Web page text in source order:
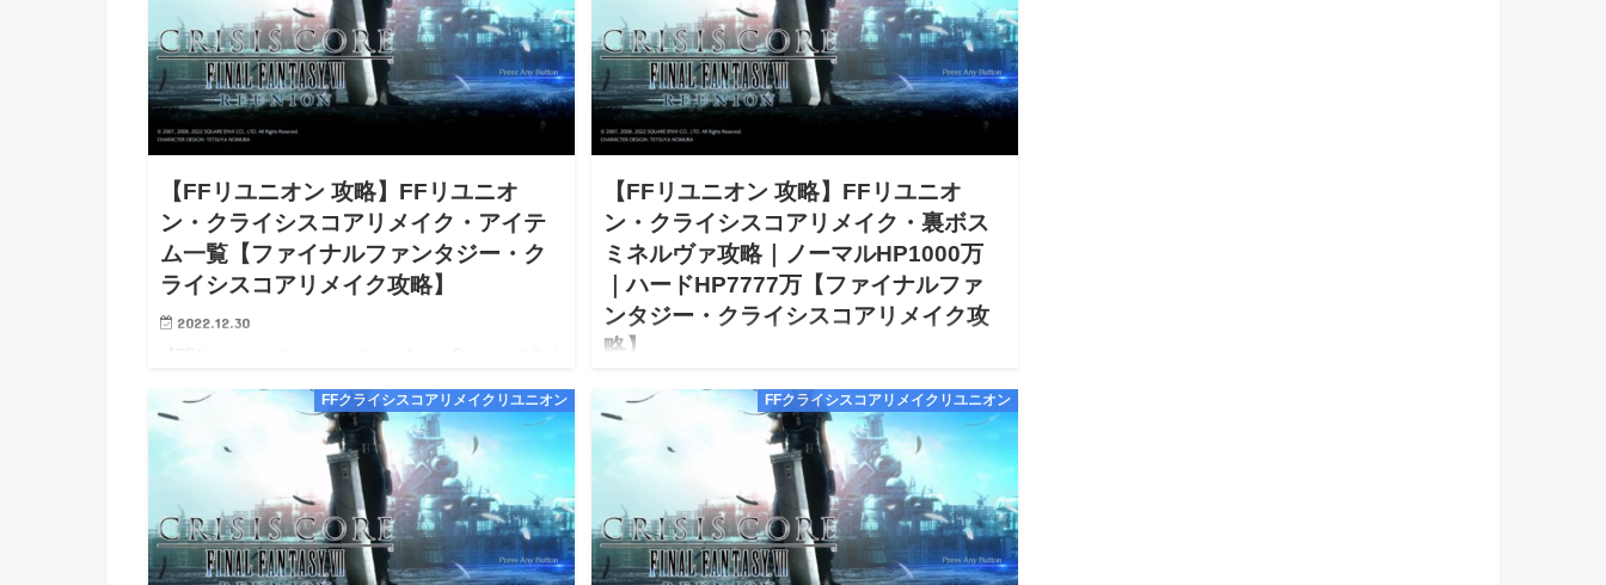
【FFリユニオン 攻略】FFリユニオ
ン・クライシスコアリメイク・アイテ
ム一覧【ファイナルファンタジー・ク
ライシスコアリメイク攻略】
2022.12.30
Reunion クライシスコア リメイク Switch Steam PS4
PS5 攻略】【FFリ…
【FFリユニオン 攻略】FFリユニオ
ン・クライシスコアリメイク・裏ボス
ミネルヴァ攻略｜ノーマルHP1000万
｜ハードHP7777万【ファイナルファ
ンタジー・クライシスコアリメイク攻
略】
【FFリユニオン ファイナルファンタジー Reunion クライ
シスコア リメイク 裏ボスミネルヴァ攻略｜ノーマル
HP1000万｜ハードHP7777万 攻略】【FFリユニオン
Reunion クライシスコア リメイク S…
FFクライシスコアリメイクリユニオン FFクライシスコアリメイクリユニオン